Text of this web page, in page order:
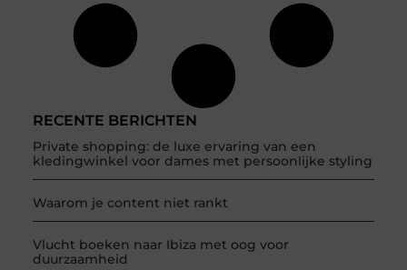
RECENTE BERICHTEN
Private shopping: de luxe ervaring van een
kledingwinkel voor dames met persoonlijke styling
Waarom je content niet rankt
Vlucht boeken naar Ibiza met oog voor
duurzaamheid